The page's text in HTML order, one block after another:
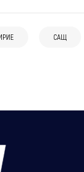
САЩ
ако